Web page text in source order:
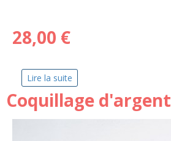
28,00 €
Lire la suite
Coquillage d'argent